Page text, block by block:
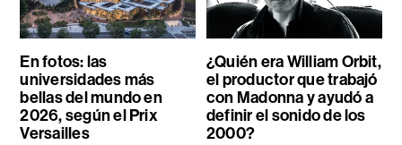
En fotos: las
universidades más
bellas del mundo en
2026, según el Prix
Versailles
¿Quién era William Orbit,
el productor que trabajó
con Madonna y ayudó a
definir el sonido de los
2000?